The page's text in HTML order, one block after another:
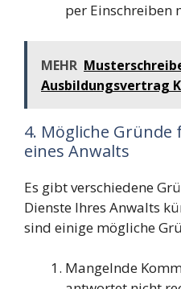
per Einschreiben
MEHR
Ausbildungsvertrag
4. Mögliche
eines Anwalts
Es gibt verschiedene
Dienste Ihres Anwalts
sind einige mögliche
Mangelnde